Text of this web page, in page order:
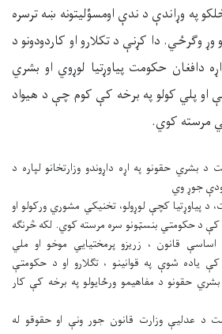
په وړاندې د ندې اومسؤليتونه ښه ترسره
وګرځي. دا کړنې د تکلارو او کاردودونو د
دافغان حکومت پياوړتيا لوړوي او بشري
او پلي کولو په برخه کې کوم چې د هيواد
مرسته کوي.
بشري حقونو په اړه داړوندو وزارتخانو لپاره د
جوړ وي
پياوړتيا کچې لوړولو، تخنيکي مشوري ورکولو او
کې د حکومتي بنسټونو سره مرسته کوي. لکه څرنګه
قانون ، زريزو پرمختيايي موخو او ملي
کې ياده شوې په قوانينو ، تګلارو او د حکومتې
حقونو د مفاهيمو ورځايولو په برخه کې کار
د عدليې وزارت قانون جور ونې او حقوقو له